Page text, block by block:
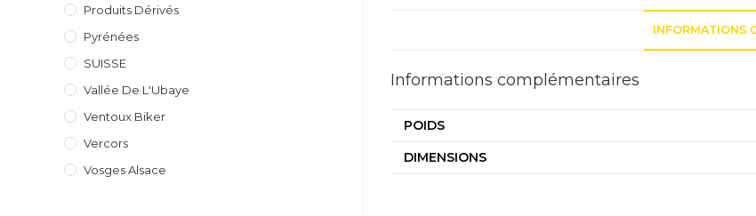
INFORMATIONS
Informations complémentaires
POIDS
DIMENSIONS
Produits Dérivés
Pyrénées
SUISSE
Vallée De L'Ubaye
Ventoux Biker
Vercors
Vosges Alsace